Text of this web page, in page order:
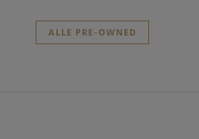
ALLE PRE-OWNED